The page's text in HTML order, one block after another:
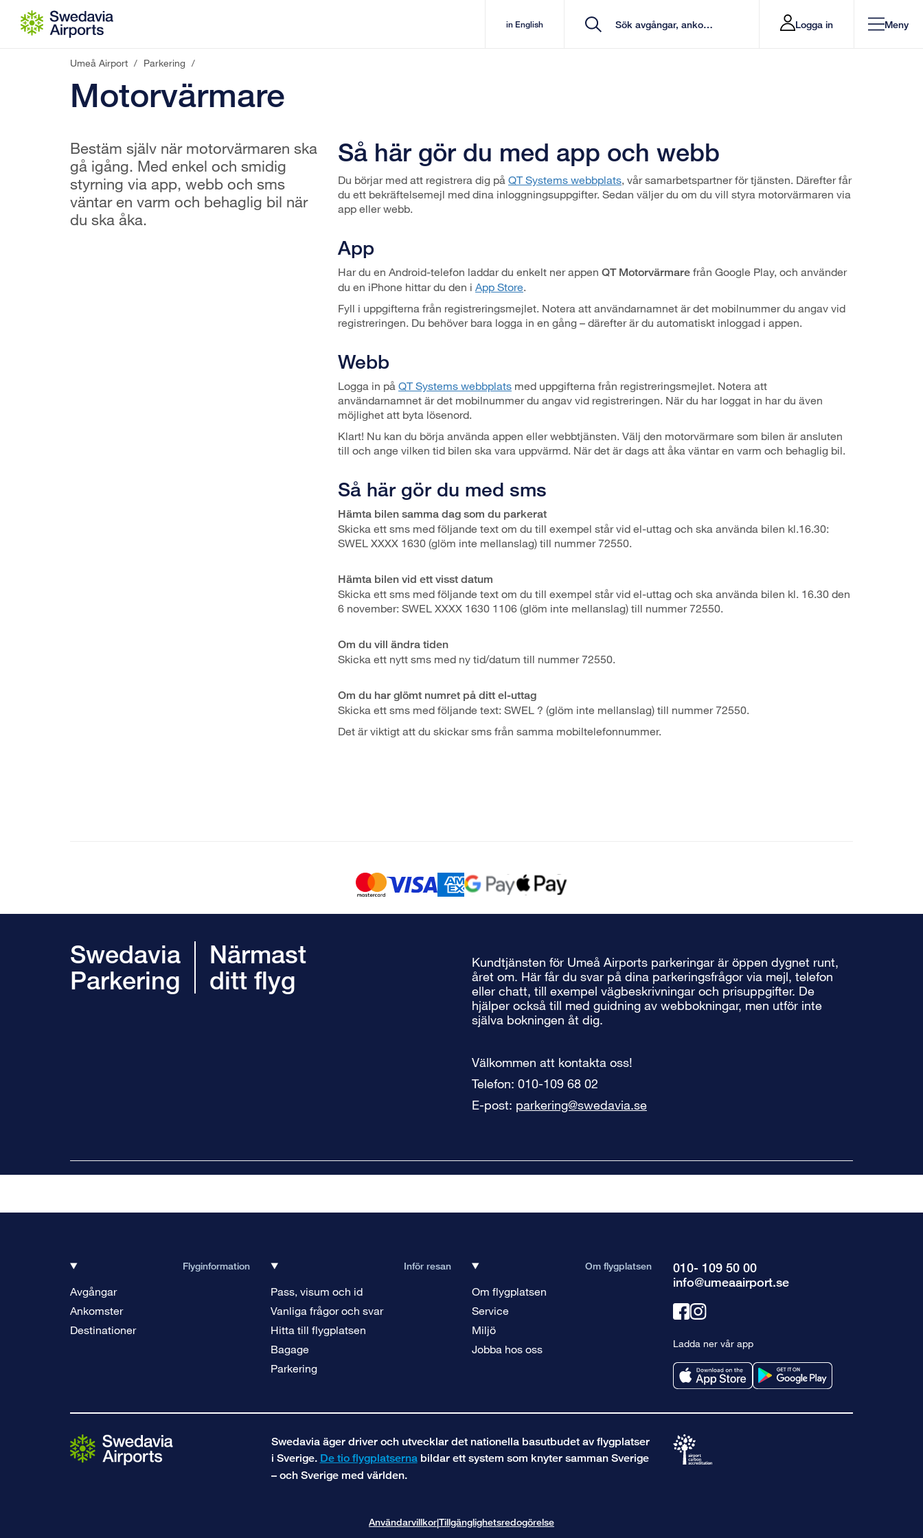
Gå till innehåll
in English Logga in Meny
Umeå Airport / Parkering /
Motorvärmare
Bestäm själv när motorvärmaren ska
gå igång. Med enkel och smidig
styrning via app, webb och sms
väntar en varm och behaglig bil när
du ska åka.
Så här gör du med app och webb
Du börjar med att registrera dig på QT Systems webbplats, vår samarbetspartner för tjänsten. Därefter får
du ett bekräftelsemejl med dina inloggningsuppgifter. Sedan väljer du om du vill styra motorvärmaren via
app eller webb.
App
Har du en Android-telefon laddar du enkelt ner appen QT Motorvärmare från Google Play, och använder
du en iPhone hittar du den i App Store.
Fyll i uppgifterna från registreringsmejlet. Notera att användarnamnet är det mobilnummer du angav vid
registreringen. Du behöver bara logga in en gång – därefter är du automatiskt inloggad i appen.
Webb
Logga in på QT Systems webbplats med uppgifterna från registreringsmejlet. Notera att
användarnamnet är det mobilnummer du angav vid registreringen. När du har loggat in har du även
möjlighet att byta lösenord.
Klart! Nu kan du börja använda appen eller webbtjänsten. Välj den motorvärmare som bilen är ansluten
till och ange vilken tid bilen ska vara uppvärmd. När det är dags att åka väntar en varm och behaglig bil.
Så här gör du med sms
Hämta bilen samma dag som du parkerat
Skicka ett sms med följande text om du till exempel står vid el-uttag och ska använda bilen kl.16.30:
SWEL XXXX 1630 (glöm inte mellanslag) till nummer 72550.
Hämta bilen vid ett visst datum
Skicka ett sms med följande text om du till exempel står vid el-uttag och ska använda bilen kl. 16.30 den
6 november: SWEL XXXX 1630 1106 (glöm inte mellanslag) till nummer 72550.
Om du vill ändra tiden
Skicka ett nytt sms med ny tid/datum till nummer 72550.
Om du har glömt numret på ditt el-uttag
Skicka ett sms med följande text: SWEL ? (glöm inte mellanslag) till nummer 72550.
Det är viktigt att du skickar sms från samma mobiltelefonnummer.
Swedavia
Parkering
Närmast
ditt flyg
Kundtjänsten för Umeå Airports parkeringar är öppen dygnet runt,
året om. Här får du svar på dina parkeringsfrågor via mejl, telefon
eller chatt, till exempel vägbeskrivningar och prisuppgifter. De
hjälper också till med guidning av webbokningar, men utför inte
själva bokningen åt dig.
Välkommen att kontakta oss!
Telefon: 010-109 68 02
E-post: parkering@swedavia.se
Flyginformation
Avgångar
Ankomster
Destinationer
Inför resan
Pass, visum och id
Vanliga frågor och svar
Hitta till flygplatsen
Bagage
Parkering
Om flygplatsen
Om flygplatsen
Service
Miljö
Jobba hos oss
010- 109 50 00
info@umeaairport.se
Länk
facebook
Länk
instagram
Ladda ner vår app
Swedavia äger driver och utvecklar det nationella basutbudet av flygplatser
i Sverige. De tio flygplatsernabildar ett system som knyter samman Sverige
– och Sverige med världen.
Användarvillkor|Tillgänglighetsredogörelse